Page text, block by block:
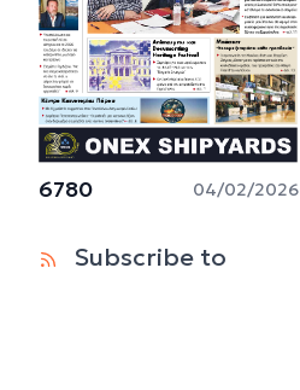
6780 04/02/2026
Subscribe to